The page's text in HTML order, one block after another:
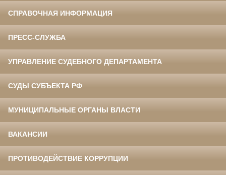
СПРАВОЧНАЯ ИНФОРМАЦИЯ
ПРЕСС-СЛУЖБА
УПРАВЛЕНИЕ СУДЕБНОГО ДЕПАРТАМЕНТА
СУДЫ СУБЪЕКТА РФ
МУНИЦИПАЛЬНЫЕ ОРГАНЫ ВЛАСТИ
ВАКАНСИИ
ПРОТИВОДЕЙСТВИЕ КОРРУПЦИИ